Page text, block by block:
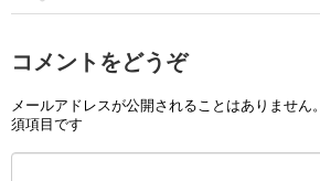
コメントをどうぞ
メールアドレスが公開されることはありません。
須項目です